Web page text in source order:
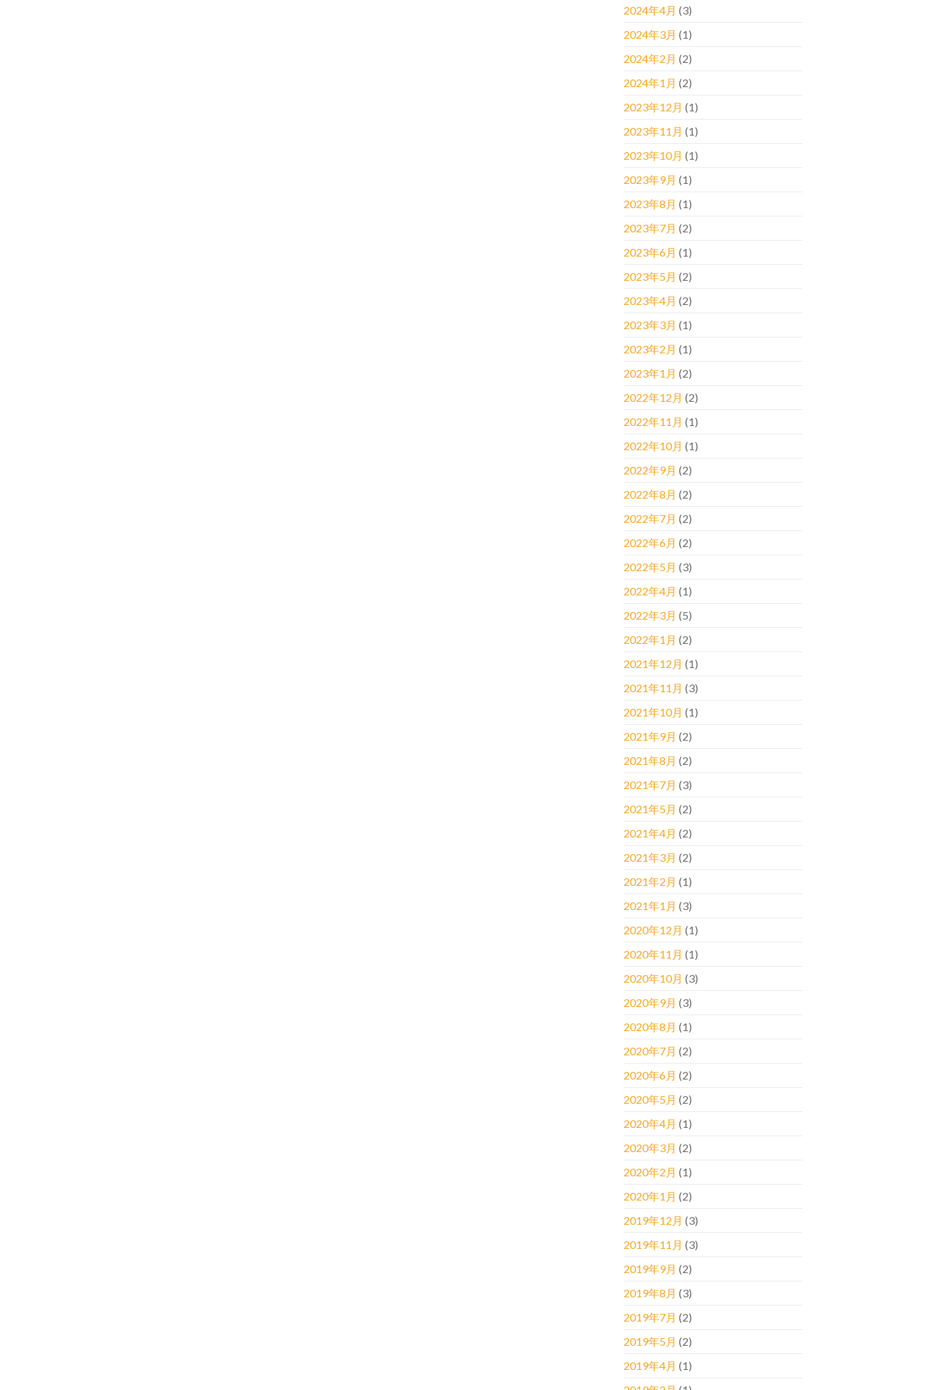
2024年4月 (3)
2024年3月 (1)
2024年2月 (2)
2024年1月 (2)
2023年12月 (1)
2023年11月 (1)
2023年10月 (1)
2023年9月 (1)
2023年8月 (1)
2023年7月 (2)
2023年6月 (1)
2023年5月 (2)
2023年4月 (2)
2023年3月 (1)
2023年2月 (1)
2023年1月 (2)
2022年12月 (2)
2022年11月 (1)
2022年10月 (1)
2022年9月 (2)
2022年8月 (2)
2022年7月 (2)
2022年6月 (2)
2022年5月 (3)
2022年4月 (1)
2022年3月 (5)
2022年1月 (2)
2021年12月 (1)
2021年11月 (3)
2021年10月 (1)
2021年9月 (2)
2021年8月 (2)
2021年7月 (3)
2021年5月 (2)
2021年4月 (2)
2021年3月 (2)
2021年2月 (1)
2021年1月 (3)
2020年12月 (1)
2020年11月 (1)
2020年10月 (3)
2020年9月 (3)
2020年8月 (1)
2020年7月 (2)
2020年6月 (2)
2020年5月 (2)
2020年4月 (1)
2020年3月 (2)
2020年2月 (1)
2020年1月 (2)
2019年12月 (3)
2019年11月 (3)
2019年9月 (2)
2019年8月 (3)
2019年7月 (2)
2019年5月 (2)
2019年4月 (1)